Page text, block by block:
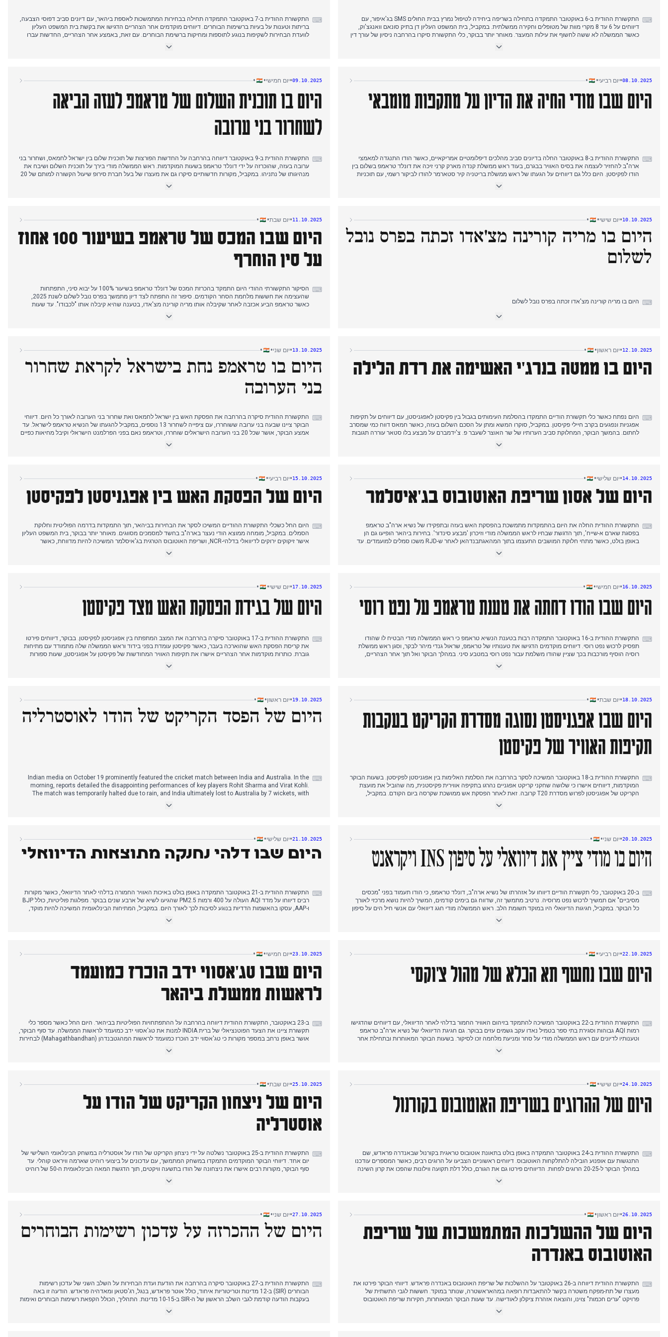
⌨
התקשורת ההודית ב-6 באוקטובר התמקדה בתחילה בשריפה ביחידה לטיפול נמרץ בבית החולים SMS בג'איפור, עם
דיווחים על 6 עד 8 מקרי מוות של מטופלים וחקירה ממשלתית. במקביל, בית המשפט העליון דן בתיק סונאם וואנגצ'וק,
כאשר הממשלה לא ששה לחשוף את עילות המעצר. מאוחר יותר בבוקר, כלי התקשורת סיקרו בהרחבה ניסיון של עורך דין
בסוף הבוקר ולאורך שעות אחר הצהריים, הסיפור הדומיננטי הפך להכרזה על תאריכי הבחירות לאספה המחוקקת
⌨
התקשורת ההודית ב-7 באוקטובר התמקדה תחילה בבחירות המתמשכות לאספת ביהאר, עם דיונים סביב דפוסי הצבעה,
בריתות וטענות על בעיות ברשימות הבוחרים. דיווחים מוקדמים אחר הצהריים הדגישו את בקשת בית המשפט העליון
לוועדת הבחירות לשקיפות בנוגע לתוספות ומחיקות ברשימת הבוחרים. עם זאת, באמצע אחר הצהריים, החדשות עברו
08.10.2025
•יום רביעי•
•
היום שבו מודי החיה את הדיון על מתקפות מומבאי
⌨
התקשורת ההודית ב-8 באוקטובר החלה בדיונים סביב מהלכים דיפלומטיים אמריקאיים, כאשר הודו התנגדה למאמצי
ארה"ב להחזיר לעצמה את בסיס האוויר בבגרם, בעוד ראש ממשלת קנדה מארק קרני זיכה את דונלד טראמפ בשלום בין
הודו לפקיסטן. היום כלל גם דיווחים על הגעתו של ראש ממשלת בריטניה קיר סטארמר להודו לביקור רשמי, עם תוכניות
משאית גפ"מ ומיכלית כימיקלים גרמה לפיצוצים ולמוות אחד. ככל שהתקדם היום, בלטה הביקורת החריפה של ראש
09.10.2025
•יום חמישי•
•
היום בו תוכנית השלום של טראמפ לעזה הביאה
לשחרור בני ערובה
⌨
התקשורת ההודית ב-9 באוקטובר דיווחה בהרחבה על החדשות הפורצות של תוכנית שלום בין ישראל לחמאס, ושחרור בני
ערובה בעזה, שהוכרזה על ידי דונלד טראמפ בשעות המוקדמות. ראש הממשלה מודי בירך על תוכנית השלום ושיבח את
מנהיגותו של נתניהו. במקביל, מקורות חדשותיים סיקרו גם את מעצרו של בעל חברת סירופ שיעול הקשורה למותם של 20
תרופות כלל-ארצית הקשורה לנושא זה. עד שעות הבוקר המאוחרות, פרס נובל בספרות הוענק לסופר ההונגרי לאסלו
10.10.2025
•יום שישי•
•
היום בו מריה קורינה מצ'אדו זכתה בפרס נובל
לשלום
⌨ היום בו מריה קורינה מצ'אדו זכתה בפרס נובל לשלום
11.10.2025
•יום שבת•
•
היום שבו המכס של טראמפ בשיעור 100 אחוז
על סין הוחרף
⌨
הסיקור התקשורתי ההודי היום התמקד בהכרזת המכס של דונלד טראמפ בשיעור 100% על יבוא סיני, התפתחות
שהעצימה את חששות מלחמת הסחר הקודמים. סיפור זה התפתח לצד דיון מתמשך בפרס נובל לשלום לשנת 2025,
כאשר טראמפ הביע אכזבה לאחר שקיבלה אותו מריה קורינה מצ'אדו, בטענה שהיא קיבלה אותו "לכבודו". עד שעות
את האירוע. במקביל, הוקדשה תשומת לב לביקורו של שר החוץ האפגני מוטקי בהודו, עם התמקדות בפגישותיו
12.10.2025
•יום ראשון•
•
היום בו ממטה בנרג'י האשימה את רדת הלילה
⌨ היום נפתח כאשר כלי תקשורת הודיים התמקדו בהסלמת העימותים בגבול בין פקיסטן לאפגניסטן, עם דיווחים על תקיפות
אפגניות ונפגעים בקרב חיילי פקיסטן. במקביל, סוקרו המשא ומתן על הסכם השלום בעזה, כאשר חמאס דווח כמי שמסרב
לחתום. בהמשך הבוקר, המחלוקת סביב הערותיו של שר האוצר לשעבר פ. צ'ידמברם על מבצע בלו סטאר עוררה תגובות
שהסיטה את המיקוד להערותיה השנויות במחלוקת של מנהיגת המדינה ממטה בנרג'י, אשר יעצה לבנות לא לצאת
13.10.2025
•יום שני•
•
היום בו טראמפ נחת בישראל לקראת שחרור
בני הערובה
⌨ התקשורת ההודית סיקרה בהרחבה את הפסקת האש בין ישראל לחמאס ואת שחרור בני הערובה לאורך כל היום. דיווחי
הבוקר ציינו שבעה בני ערובה ששוחררו, עם ציפייה לשחרור 13 נוספים, במקביל להגעתו של הנשיא טראמפ לישראל. עד
אמצע הבוקר, אושר שכל 20 בני הערובה הישראלים שוחררו, וטראמפ נאם בפני הפרלמנט הישראלי וקיבל מחיאות כפיים
מודי בירך על שחרור בני הערובה ותמך במאמצי השלום של טראמפ. במקביל, ההליכים המשפטיים נגד לאלו יאדב
14.10.2025
•יום שלישי•
•
היום של אסון שריפת האוטובוס בג'איסלמר
⌨ התקשורת ההודית החלה את היום בהתמקדות מתמשכת בהפסקת האש בעזה ובתפקידו של נשיא ארה"ב טראמפ
בפסגת שארם א-שייח', תוך הדגשת שבחיו לראש הממשלה מודי וזיכרון 'מבצע סינדור'. בחירות ביהאר הופיעו גם הן
באופן בולט, כאשר מתחי חלוקת המושבים התעצמו בתוך המהאגתבנדהאן לאחר ש-RJD משכו סמלים למועמדים. עד
15.10.2025
•יום רביעי•
•
היום של הפסקת האש בין אפגניסטן לפקיסטן
⌨ היום החל כשכלי התקשורת ההודיים המשיכו לסקר את הבחירות בביהאר, תוך התמקדות בדרמה הפוליטית וחלוקת
הסמלים. במקביל, מומחה ממוצא הודי נעצר בארה"ב בחשד למסמכים מסווגים. מאוחר יותר בבוקר, בית המשפט העליון
אישר זיקוקים ירוקים לדיוואלי בדלהי-NCR, ושריפת האוטובוס הטרגית בג'איסלמר המשיכה להיות מדווחת, כאשר
16.10.2025
•יום חמישי•
•
היום שבו הודו דחתה את טענת טראמפ על נפט רוסי
⌨
התקשורת ההודית ב-16 באוקטובר התמקדה רבות בטענת הנשיא טראמפ כי ראש הממשלה מודי הבטיח לו שהודו
תפסיק לרכוש נפט רוסי. דיווחים מוקדמים הדגישו את טענותיו של טראמפ, שראול גנדי מיהר לבקר, וסגן ראש ממשלת
רוסיה הוסיף מורכבות בכך שציין שהודו משלמת עבור נפט רוסי במטבע סיני. במהלך הבוקר ואל תוך אחר הצהריים,
על ידי אינטרסים של צרכנים לאומיים וכי לא התקיימה שיחת טלפון או הבטחה כזו. נרטיב זה שלט במחזור החדשות,
17.10.2025
•יום שישי•
•
היום של בגידת הפסקת האש מצד פקיסטן
⌨
התקשורת ההודית ב-17 באוקטובר סיקרה בהרחבה את המצב המתפתח בין אפגניסטן לפקיסטן. בבוקר, דיווחים פירטו
את קריסת הפסקת האש שהוארכה בעבר, כאשר פקיסטן עומדת בפני בידוד וראש הממשלה שלה מתמודד עם מתיחות
גוברת. כותרות מוקדמות אחר הצהריים אישרו את תקיפות האוויר המחודשות של פקיסטן על אפגניסטן, שעות ספורות
מהול צ'וקסי מבלגיה, מה שסימן נקודת מפנה במרדף של הודו. בינתיים, שינוי הקבינט בגוג'אראט המשיך להיות סיפור
18.10.2025
•יום שבת•
•
היום שבו אפגניסטן נסוגה מסדרת הקריקט בעקבות
תקיפות האוויר של פקיסטן
⌨
התקשורת ההודית ב-18 באוקטובר המשיכה לסקר בהרחבה את הסלמת האלימות בין אפגניסטן לפקיסטן. בשעות הבוקר
המוקדמות, דיווחים אישרו כי שלושה שחקני קריקט אפגניים נהרגו בתקיפה אווירית פקיסטנית, מה שהוביל את מועצת
הקריקט של אפגניסטן לפרוש מסדרת T20 קרובה. זאת לאחר הפסקת אש ממושכת שקרסה ביום הקודם. במקביל,
בנוגע ליכולות הטילים של הודו מסוג ברהמוס, ופקיסטן הורתה לפליטים אפגניים לחזור למדינתם, מה שהחריף עוד יותר
19.10.2025
•יום ראשון•
•
היום של הפסד הקריקט של הודו לאוסטרליה
⌨
Indian media on October 19 prominently featured the cricket match between India and Australia. In the
morning, reports detailed the disappointing performances of key players Rohit Sharma and Virat Kohli.
The match was temporarily halted due to rain, and India ultimately lost to Australia by 7 wickets, with
surrounding Diwali were heavily covered, including lamp-lighting ceremonies in Ayodhya that set two new
20.10.2025
•יום שני•
•
היום בו מודי ציין את דיוואלי על סיפון INS ויקראנט
⌨
ב-20 באוקטובר, כלי תקשורת הודיים דיווחו על אזהרתו של נשיא ארה"ב, דונלד טראמפ, כי הודו תעמוד בפני "מכסים
מסיביים" אם תמשיך לרכוש נפט מרוסיה. נרטיב מתמשך זה, שדווח גם בימים קודמים, המשיך להיות נושא מרכזי לאורך
כל הבוקר. במקביל, חגיגות הדיוואלי היו במוקד תשומת הלב. ראש הממשלה מודי חגג דיוואלי עם אנשי חיל הים על סיפון
21.10.2025
•יום שלישי•
•
היום שבו דלהי נחנקה מתוצאות הדיוואלי
⌨
התקשורת ההודית ב-21 באוקטובר התמקדה באופן בולט באיכות האוויר החמורה בדלהי לאחר הדיוואלי, כאשר מקורות
רבים דיווחו על מדד AQI העולה על 400 ורמות PM2.5 שהגיעו לשיא של ארבע שנים בבוקר. מפלגות פוליטיות, כולל BJP
ו-AAP, עסקו בהאשמות הדדיות בנוגע לסיבות לכך לאורך היום. במקביל, המתיחות הבינלאומית המשיכה להיות מוקד,
האש בעזה תיכשל. מאוחר יותר באותו יום, אפגניסטן דחתה את טענות פקיסטן למלחמת שליחים כבלתי הגיוניות, בעוד
22.10.2025
•יום רביעי•
•
היום שבו נחשף תא הכלא של מהול צ'וקסי
⌨
התקשורת ההודית ב-22 באוקטובר המשיכה להתמקד בזיהום האוויר החמור בדלהי לאחר הדיוואלי, עם דיווחים שהדגישו
רמות AQI גבוהות וסגירת בתי ספר בטמיל נאדו עקב גשמים עזים בבוקר. גם חגיגת הדיוואלי של נשיא ארה"ב טראמפ
וטענותיו לדיונים עם ראש הממשלה מודי על סחר ומניעת מלחמה זכו לסיקור. בשעות הבוקר המאוחרות ובתחילת אחר
הגישה תמונות של תא כלאו בכלא ארתור רואד במומבאי. במקביל, דיווחים על תנודתיות מחירי הזהב והכסף, יחד עם
23.10.2025
•יום חמישי•
•
היום שבו טג'אסווי ידב הוכרז כמועמד
לראשות ממשלת ביהאר
⌨
ב-23 באוקטובר, התקשורת ההודית דיווחה בהרחבה על ההתפתחויות הפוליטיות בביהאר. היום החל כאשר מספר כלי
תקשורת ציינו את הצעד הפוטנציאלי של ברית INDIA למנות את טג'אסווי ידב כמועמד לראשות הממשלה. עד סוף הבוקר,
אושר באופן נרחב במספר מקורות כי טג'אסווי ידב הוכרז כמועמד לראשות המהגטבנדהן (Mahagathbandhan) לבחירות
מחלוקות פנימיות בתוך המהגטבנדהן. במקביל, המאמצים להיאבק בזיהום האוויר בדלהי נותרו במוקד, עם דיווחים על
24.10.2025
•יום שישי•
•
היום של ההרוגים בשריפת האוטובוס בקורנול
⌨
התקשורת ההודית ב-24 באוקטובר התמקדה באופן בולט בתאונת אוטובוס טראגית בקורנול שבאנדרה פראדש, שם
התנגשות עם אופנוע הובילה להתלקחות האוטובוס. דיווחים ראשוניים הצביעו על הרוגים רבים, כאשר המספרים עודכנו
במהלך הבוקר ל-20-25 הרוגים לפחות. הדיווחים פירטו גם את הגורם, כולל דלת תקועה ווילונות שהפכו את קרון השינה
זכתה בשלושה מושבים וה-BJP באחד, אם כי עלו שאלות לגבי הצבעה צולבת.
25.10.2025
•יום שבת•
•
היום של ניצחון הקריקט של הודו על
אוסטרליה
⌨
התקשורת ההודית ב-25 באוקטובר נשלטה על ידי ניצחון הקריקט של הודו על אוסטרליה במשחק הבינלאומי השלישי של
יום אחד. דיווחי הבוקר המוקדמים התמקדו במשחק המתמשך, עם עדכונים על ביצועי רוהיט שארמה וויראט קוהלי. עד
סוף הבוקר, מקורות רבים אישרו את ניצחונה של הודו בתשעה וויקטים, תוך הדגשת המאה הבינלאומית ה-50 של רוהיט
לכאורה באינדור, מה שהוביל למעצר. בנפרד, פרשת התאבדות הרופאה במהרשטרה המשיכה להתפתח, עם פרטים
26.10.2025
•יום ראשון•
•
היום של ההשלכות המתמשכות של שריפת
האוטובוס באנדרה
⌨
התקשורת ההודית דיווחה ב-26 באוקטובר על ההשלכות של שריפת האוטובוס באנדרה פראדש. דיווחי הבוקר פירטו את
מעצרו של תת-מפקח משטרה בקשר להתאבדות רופאה במהאראשטרה, שנותר במוקד. חששות לגבי התשתית של
פרויקט "ערים חכמות" צוינו, והוצאה אזהרת ציקלון לאודישה. עד שעות הבוקר המאוחרות, חקירות שריפת האוטובוס
27.10.2025
•יום שני•
•
היום של ההכרזה על עדכון רשימות הבוחרים
⌨
התקשורת ההודית ב-27 באוקטובר סיקרה בהרחבה את הודעת ועדת הבחירות על השלב השני של עדכון רשימות
הבוחרים (SIR) ב-12 מדינות וטריטוריות איחוד, כולל אוטר פראדש, בנגל, רג'סטאן ומאדהיה פראדש. הודעה זו באה
בעקבות הודעה קודמת לגבי השלב הראשון של ה-SIR ב-10-15 מדינות. התהליך, הכולל הקפאת רשימות הבוחרים ואימות
השופט סוריאקנט הומלץ לתפקיד נשיא בית המשפט העליון הבא של הודו. במהלך היום, ציקלון מונטה נשאר עניין מדאיג,